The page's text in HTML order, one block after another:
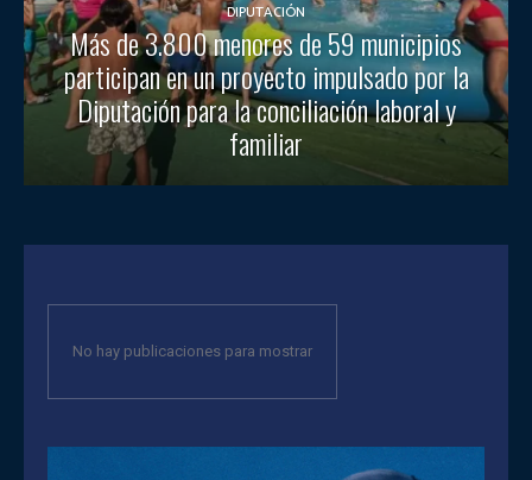
DIPUTACIÓN
Más de 3.800 menores de 59 municipios
participan en un proyecto impulsado por la
Diputación para la conciliación laboral y
familiar
No hay publicaciones para mostrar